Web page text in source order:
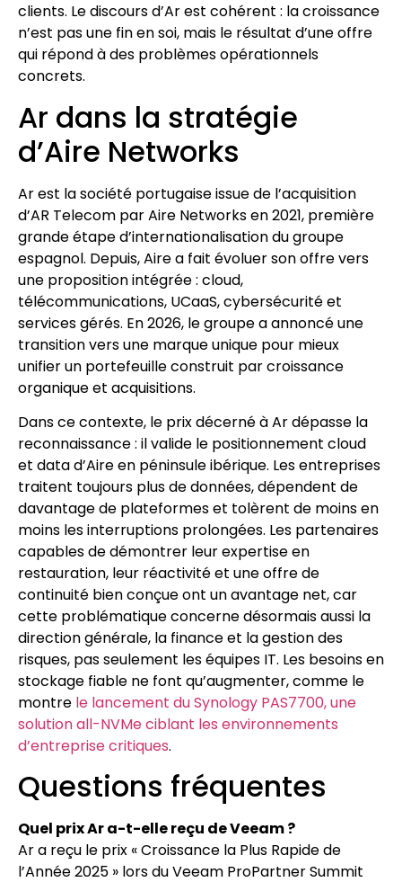
clients. Le discours d’Ar est cohérent : la croissance
n’est pas une fin en soi, mais le résultat d’une offre
qui répond à des problèmes opérationnels
concrets.
Ar dans la stratégie
d’Aire Networks
Ar est la société portugaise issue de l’acquisition
d’AR Telecom par Aire Networks en 2021, première
grande étape d’internationalisation du groupe
espagnol. Depuis, Aire a fait évoluer son offre vers
une proposition intégrée : cloud,
télécommunications, UCaaS, cybersécurité et
services gérés. En 2026, le groupe a annoncé une
transition vers une marque unique pour mieux
unifier un portefeuille construit par croissance
organique et acquisitions.
Dans ce contexte, le prix décerné à Ar dépasse la
reconnaissance : il valide le positionnement cloud
et data d’Aire en péninsule ibérique. Les entreprises
traitent toujours plus de données, dépendent de
davantage de plateformes et tolèrent de moins en
moins les interruptions prolongées. Les partenaires
capables de démontrer leur expertise en
restauration, leur réactivité et une offre de
continuité bien conçue ont un avantage net, car
cette problématique concerne désormais aussi la
direction générale, la finance et la gestion des
risques, pas seulement les équipes IT. Les besoins en
stockage fiable ne font qu’augmenter, comme le
montre le lancement du Synology PAS7700, une
solution all-NVMe ciblant les environnements
d’entreprise critiques.
Questions fréquentes
Quel prix Ar a-t-elle reçu de Veeam ?
Ar a reçu le prix « Croissance la Plus Rapide de
l’Année 2025 » lors du Veeam ProPartner Summit